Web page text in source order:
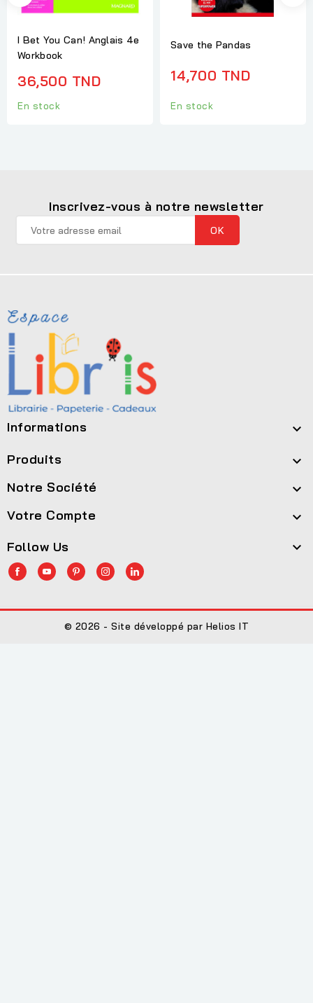
I Bet You Can! Anglais 4e
Workbook
36,500 TND
En stock
Save the Pandas
14,700 TND
En stock
Inscrivez-vous à notre newsletter
Informations 
Produits 
Notre Société 
Votre Compte 
Follow Us 
© 2026 - Site développé par Helios IT